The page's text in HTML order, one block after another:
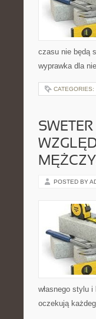
czasu nie będą
wyprawka dla
CATEGORIES:
POSTED BY
własnego stylu
oczekują